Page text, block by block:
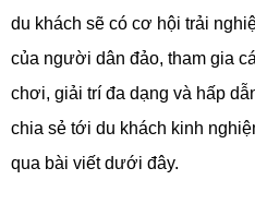
du khách sẽ có cơ hội trải
của người dân đảo, tham gia
chơi, giải trí đa dạng và hấp
chia sẻ tới du khách kinh
qua bài viết dưới đây.